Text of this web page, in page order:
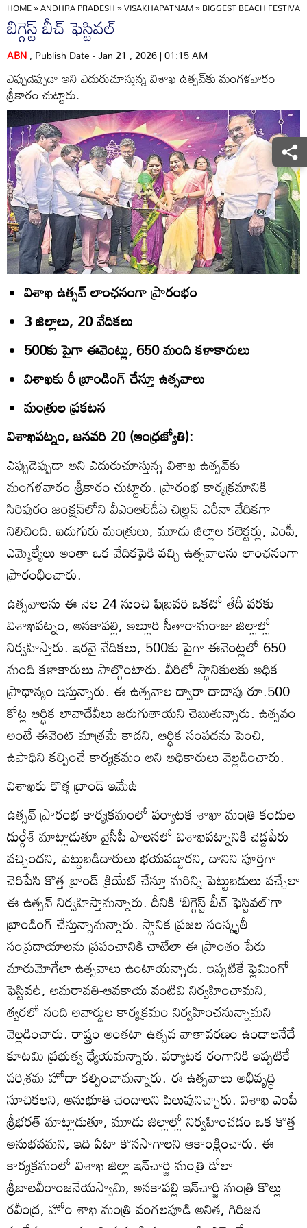
HOME»ANDHRA PRADESH»VISAKHAPATNAM»BIGGEST BEACH FESTIVAL
బిగ్గెస్ట్‌ బీచ్‌ ఫెస్టివల్‌
ABN, Publish Date - Jan 21 , 2026 | 01:15 AM
ఎప్పుడెప్పుడా అని ఎదురుచూస్తున్న విశాఖ ఉత్సవ్‌కు మంగళవారం
శ్రీకారం చుట్టారు.
విశాఖ ఉత్సవ్‌ లాంఛనంగా ప్రారంభం
3 జిల్లాలు, 20 వేదికలు
500కు పైగా ఈవెంట్లు, 650 మంది కళాకారులు
విశాఖకు రీ బ్రాండింగ్‌ చేస్తూ ఉత్సవాలు
మంత్రుల ప్రకటన
విశాఖపట్నం, జనవరి 20 (ఆంధ్రజ్యోతి):
ఎప్పుడెప్పుడా అని ఎదురుచూస్తున్న విశాఖ ఉత్సవ్‌కు
మంగళవారం శ్రీకారం చుట్టారు. ప్రారంభ కార్యక్రమానికి
సిరిపురం జంక్షన్‌లోని వీఎంఆర్‌డీఏ చిల్డ్రన్‌ ఎరీనా వేదికగా
నిలిచింది. ఐదుగురు మంత్రులు, మూడు జిల్లాల కలెక్టర్లు, ఎంపీ,
ఎమ్మెల్యేలు అంతా ఒక వేదికపైకి వచ్చి ఉత్సవాలను లాంఛనంగా
ప్రారంభించారు.
ఉత్సవాలను ఈ నెల 24 నుంచి ఫిబ్రవరి ఒకటో తేదీ వరకు
విశాఖపట్నం, అనకాపల్లి, అల్లూరి సీతారామరాజు జిల్లాల్లో
నిర్వహిస్తారు. ఇరవై వేదికలు, 500కు పైగా ఈవెంట్లలో 650
మంది కళాకారులు పాల్గొంటారు. వీరిలో స్థానికులకు అధిక
ప్రాధాన్యం ఇస్తున్నారు. ఈ ఉత్సవాల ద్వారా దాదాపు రూ.500
కోట్ల ఆర్థిక లావాదేవీలు జరుగుతాయని చెబుతున్నారు. ఉత్సవం
అంటే ఈవెంట్‌ మాత్రమే కాదని, ఆర్థిక సంపదను పెంచి,
ఉపాధిని కల్పించే కార్యక్రమం అని అధికారులు వెల్లడించారు.
విశాఖకు కొత్త బ్రాండ్‌ ఇమేజ్‌
ఉత్సవ్‌ ప్రారంభ కార్యక్రమంలో పర్యాటక శాఖా మంత్రి కందుల
దుర్గేశ్‌ మాట్లాడుతూ వైసీపీ పాలనలో విశాఖపట్నానికి చెడ్డపేరు
వచ్చిందని, పెట్డుబడిదారులు భయపడ్డారని, దానిని పూర్తిగా
చెరిపేసి కొత్త బ్రాండ్‌ క్రియేట్‌ చేస్తూ మరిన్ని పెట్టుబడులు వచ్చేలా
ఈ ఉత్సవ్‌ నిర్వహిస్తామన్నారు. దీనికి ‘బిగ్గెస్ట్‌ బీచ్‌ ఫెస్టివల్‌’గా
బ్రాండింగ్‌ చేస్తున్నామన్నారు. స్థానిక ప్రజల సంస్కృతీ
సంప్రదాయాలను ప్రపంచానికి చాటేలా ఈ ప్రాంతం పేరు
మారుమోగేలా ఉత్సవాలు ఉంటాయన్నారు. ఇప్పటికే ఫ్లెమింగో
ఫెస్టివల్‌, అమరావతి-ఆవకాయ వంటివి నిర్వహించామని,
త్వరలో నంది అవార్డుల కార్యక్రమం నిర్వహించనున్నామని
వెల్లడించారు. రాష్ట్రం అంతటా ఉత్సవ వాతావరణం ఉండాలనేదే
కూటమి ప్రభుత్వ ధ్యేయమన్నారు. పర్యాటక రంగానికి ఇప్పటికే
పరిశ్రమ హోదా కల్పించామన్నారు. ఈ ఉత్సవాలు అభివృద్ధి
సూచికలని, అనుభూతి చెందాలని పిలుపునిచ్చారు. విశాఖ ఎంపీ
శ్రీభరత్‌ మాట్లాడుతూ, మూడు జిల్లాల్లో నిర్వహించడం ఒక కొత్త
అనుభవమని, ఇది ఏటా కొనసాగాలని ఆకాంక్షించారు. ఈ
కార్యక్రమంలో విశాఖ జిల్లా ఇన్‌చార్జి మంత్రి డోలా
శ్రీబాలవీరాంజనేయస్వామి, అనకాపల్లి ఇన్‌చార్జి మంత్రి కొల్లు
రవీంద్ర, హోం శాఖ మంత్రి వంగలపూడి అనిత, గిరిజన